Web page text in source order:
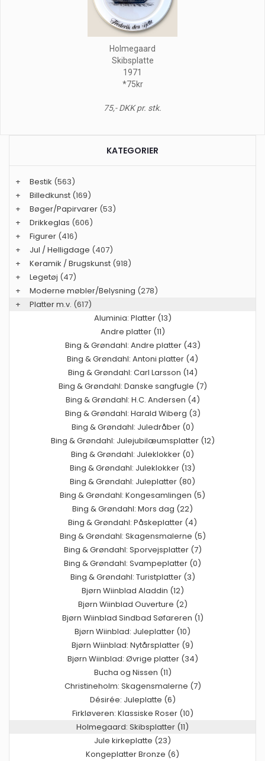
Holmegaard
Skibsplatte
1971
*75kr
75,- DKK pr. stk.
KATEGORIER
+ Bestik (563)
+
Billedkunst (169)
+
Bøger/Papirvarer (53)
+
Drikkeglas (606)
+
Figurer (416)
+
Jul / Helligdage (407)
+
Keramik / Brugskunst (918)
+
Legetøj (47)
+
Moderne møbler/Belysning (278)
+
Platter m.v. (617)
Aluminia: Platter (13)
Andre platter (11)
Bing & Grøndahl: Andre platter (43)
Bing & Grøndahl: Antoni platter (4)
Bing & Grøndahl: Carl Larsson (14)
Bing & Grøndahl: Danske sangfugle (7)
Bing & Grøndahl: H.C. Andersen (4)
Bing & Grøndahl: Harald Wiberg (3)
Bing & Grøndahl: Juledråber (0)
Bing & Grøndahl: Julejubilæumsplatter (12)
Bing & Grøndahl: Juleklokker (0)
Bing & Grøndahl: Juleklokker (13)
Bing & Grøndahl: Juleplatter (80)
Bing & Grøndahl: Kongesamlingen (5)
Bing & Grøndahl: Mors dag (22)
Bing & Grøndahl: Påskeplatter (4)
Bing & Grøndahl: Skagensmalerne (5)
Bing & Grøndahl: Sporvejsplatter (7)
Bing & Grøndahl: Svampeplatter (0)
Bing & Grøndahl: Turistplatter (3)
Bjørn Wiinblad Aladdin (12)
Bjørn Wiinblad Ouverture (2)
Bjørn Wiinblad Sindbad Søfareren (1)
Bjørn Wiinblad: Juleplatter (10)
Bjørn Wiinblad: Nytårsplatter (9)
Bjørn Wiinblad: Øvrige platter (34)
Bucha og Nissen (11)
Christineholm: Skagensmalerne (7)
Désirée: Juleplatte (6)
Firkløveren: Klassiske Roser (10)
Holmegaard: Skibsplatter (11)
Jule kirkeplatte (23)
Kongeplatter Bronze (6)